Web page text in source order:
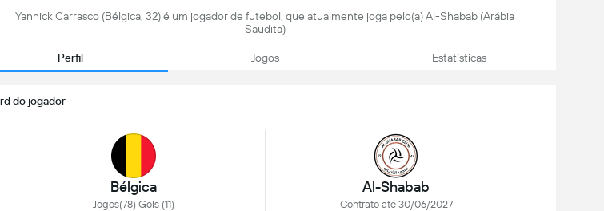
Yannick Carrasco (Bélgica, 32) é um jogador de futebol, que atualmente joga pelo(a) Al-Shabab (Arábia
Saudita)
Perfil Jogos Estatísticas
do jogador
Bélgica
Jogos(78) Gols (11)
Al-Shabab
Contrato até 30/06/2027